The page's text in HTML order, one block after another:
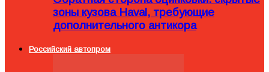
зоны кузова Haval, требующие
дополнительного антикора
Российский автопром